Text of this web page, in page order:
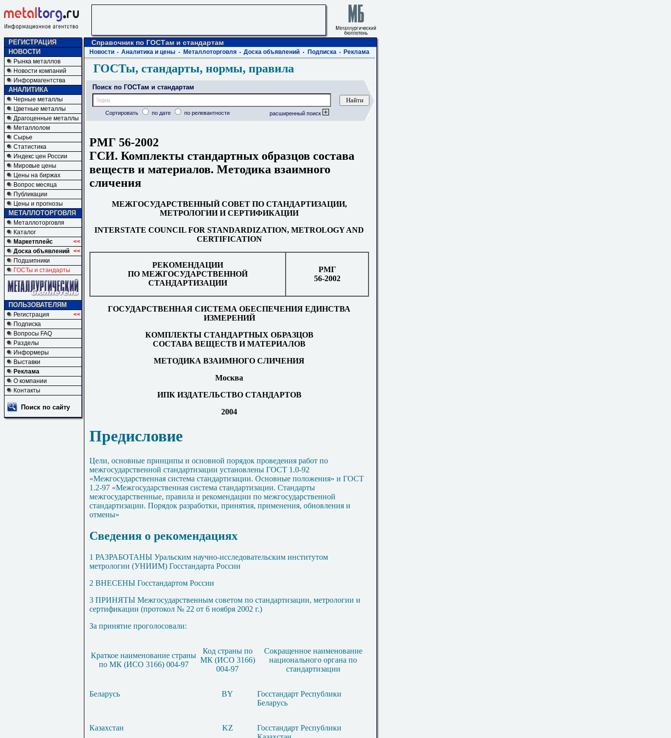
РЕГИСТРАЦИЯ
НОВОСТИ
Рынка металлов
Новости компаний
Информагентства
АНАЛИТИКА
Черные металлы
Цветные металлы
Драгоценные металлы
Металлолом
Сырье
Статистика
Индекс цен России
Мировые цены
Цены на биржах
Вопрос месяца
Публикации
Цены и прогнозы
МЕТАЛЛОТОРГОВЛЯ
Металлоторговля
Каталог
Маркетплейс
<<
Доска объявлений <<
Подшипники
ГОСТы и стандарты
ПОЛЬЗОВАТЕЛЯМ
Регистрация
<<
Подписка
Вопросы FAQ
Разделы
Информеры
Выставки
Реклама
О компании
Контакты
Поиск по сайту
Справочник по ГОСТам и стандартам
Новости Аналитика и цены Металлоторговля Доска объявлений Подписка Реклама
ГОСТы, стандарты, нормы, правила
Поиск по ГОСТам и стандартам
Сортировать по дате по релевантности расширенный поиск
РМГ 56-2002
ГСИ. Комплекты стандартных образцов состава
веществ и материалов. Методика взаимного
сличения
МЕЖГОСУДАРСТВЕННЫЙ СОВЕТ ПО СТАНДАРТИЗАЦИИ,
МЕТРОЛОГИИ И СЕРТИФИКАЦИИ
INTERSTATE COUNCIL FOR STANDARDIZATION, METROLOGY AND
CERTIFICATION
РЕКОМЕНДАЦИИ
ПО МЕЖГОСУДАРСТВЕННОЙ
СТАНДАРТИЗАЦИИ
РМГ
56-2002
ГОСУДАРСТВЕННАЯ СИСТЕМА ОБЕСПЕЧЕНИЯ ЕДИНСТВА
ИЗМЕРЕНИЙ
КОМПЛЕКТЫ СТАНДАРТНЫХ ОБРАЗЦОВ
СОСТАВА ВЕЩЕСТВ И МАТЕРИАЛОВ
МЕТОДИКА ВЗАИМНОГО СЛИЧЕНИЯ
Москва
ИПК ИЗДАТЕЛЬСТВО СТАНДАРТОВ
2004
Предисловие
Цели, основные принципы и основной порядок проведения работ по
межгосударственной стандартизации установлены ГОСТ 1.0-92
«Межгосударственная система стандартизации. Основные положения» и ГОСТ
1.2-97 «Межгосударственная система стандартизации. Стандарты
межгосударственные, правила и рекомендации по межгосударственной
стандартизации. Порядок разработки, принятия, применения, обновления и
отмены»
Сведения о рекомендациях
1 РАЗРАБОТАНЫ Уральским научно-исследовательским институтом
метрологии (УНИИМ) Госстандарта России
2 ВНЕСЕНЫ Госстандартом России
3 ПРИНЯТЫ Межгосударственным советом по стандартизации, метрологии и
сертификации (протокол № 22 от 6 ноября 2002 г.)
За принятие проголосовали:
Краткое наименование страны
по МК (ИСО 3166) 004-97
Код страны по
МК (ИСО 3166)
004-97
Сокращенное наименование
национального органа по
стандартизации
Беларусь BY
Госстандарт Республики
Беларусь
Казахстан KZ
Госстандарт Республики